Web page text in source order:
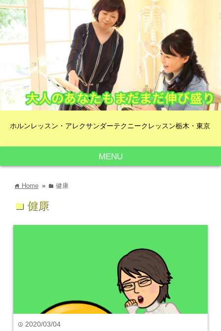
ホルンレッスン・アレクサンダーテクニークレッスン栃木・東京
MENU
home Home » folder 健康
folder 健康
time 2020/03/04